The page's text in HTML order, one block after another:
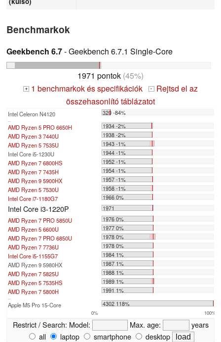
Benchmarkok
Geekbench 6.7- Geekbench 6.7.1 Single-Core
1971 pontok (45%)
+ 1 benchmarkok és specifikációk - Rejtsd el az
összehasonlító táblázatot
Intel Celeron N4120 320 -84%
AMD Ryzen 5 PRO 6650H
1934 -2%
AMD Ryzen 3 7440U
1938 -2%
AMD Ryzen 5 7535U
1943 -1%
Intel Core i5-1230U
1944 -1%
AMD Ryzen 7 6800HS
1952 -1%
AMD Ryzen 7 7435H
1954 -1%
AMD Ryzen 9 5900HX
1957 -1%
AMD Ryzen 5 7530U
1958 -1%
Intel Core i7-1180G7
1966 0%
Intel Core i3-1220P
1971
AMD Ryzen 7 PRO 5850U
1976 0%
AMD Ryzen 5 6600U
1977 0%
AMD Ryzen 7 PRO 6850U
1978 0%
AMD Ryzen 7 7736U
1978 0%
Intel Core i5-1155G7
1984 1%
AMD Ryzen 9 5980HX
1987 1%
AMD Ryzen 7 5825U
1988 1%
AMD Ryzen 5 7535HS
1989 1%
AMD Ryzen 7 5800H
1991 1%
Apple M5 Pro 15-Core 4302 118%
0% 100%
Restrict / Search: Model: Max. age:
years
all
laptop smartphone desktop